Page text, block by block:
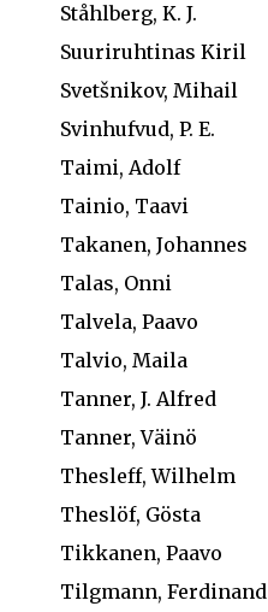
Ståhlberg, K. J.
Suuriruhtinas Kiril
Svetšnikov, Mihail
Svinhufvud, P. E.
Taimi, Adolf
Tainio, Taavi
Takanen, Johannes
Talas, Onni
Talvela, Paavo
Talvio, Maila
Tanner, J. Alfred
Tanner, Väinö
Thesleff, Wilhelm
Theslöf, Gösta
Tikkanen, Paavo
Tilgmann, Ferdinand